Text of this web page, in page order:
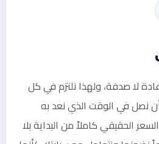
لا صدفة، ولهذا نلتزم في كل
أن نصل في الوقت الذي نعد به
الحقيقي كاملاً من البداية بلا